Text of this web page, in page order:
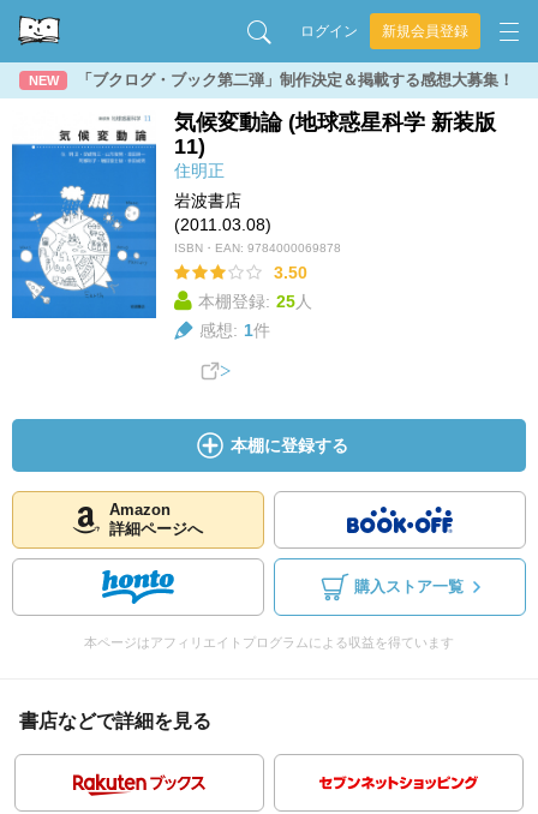
ログイン 新規会員登録
NEW 「ブクログ・ブック第二弾」制作決定＆掲載する感想大募集！
気候変動論 (地球惑星科学 新装版
11)
住明正
岩波書店
(2011.03.08)
ISBN・EAN: 9784000069878
3.50
本棚登録: 25人
感想: 1件
本棚に登録する
Amazon
詳細ページへ
購入ストア一覧
本ページはアフィリエイトプログラムによる収益を得ています
書店などで詳細を見る